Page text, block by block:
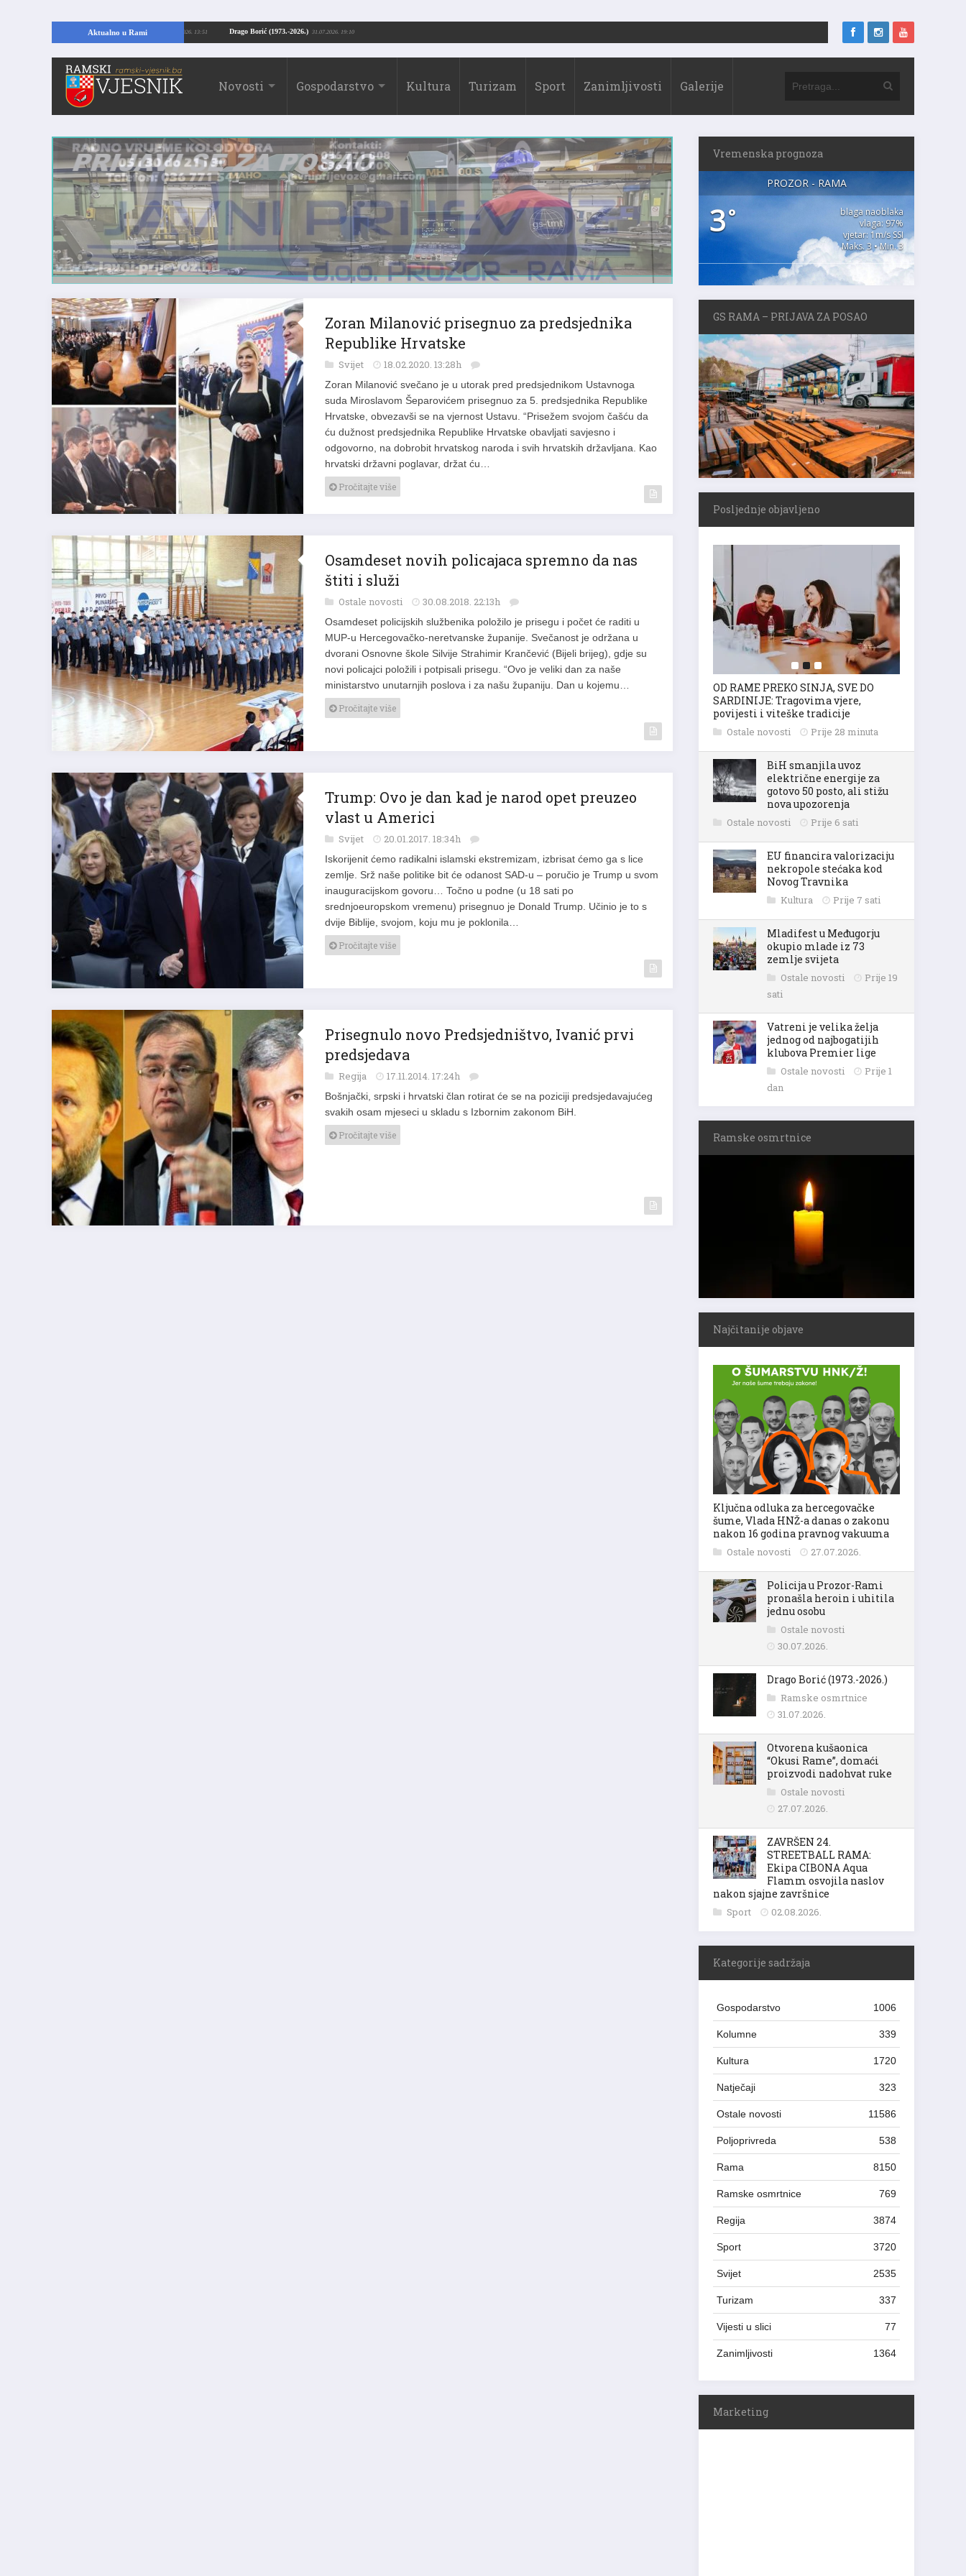
Aktualno u Rami Drago Borić (1973.-2026.) 31.07.2026. 19:10
Kopajući temelje kuće, pronašao vrijedne arheološke ostatke 24.07.2026. 13:51
Novosti Gospodarstvo Kultura Turizam Sport Zanimljivosti Galerije
Zoran Milanović prisegnuo za predsjednika
Republike Hrvatske
Svijet 18.02.2020. 13:28h
Zoran Milanović svečano je u utorak pred predsjednikom Ustavnoga
suda Miroslavom Šeparovićem prisegnuo za 5. predsjednika Republike
Hrvatske, obvezavši se na vjernost Ustavu. “Prisežem svojom čašću da
ću dužnost predsjednika Republike Hrvatske obavljati savjesno i
odgovorno, na dobrobit hrvatskog naroda i svih hrvatskih državljana. Kao
hrvatski državni poglavar, držat ću…
Pročitajte više
Osamdeset novih policajaca spremno da nas
štiti i služi
Ostale novosti 30.08.2018. 22:13h
Osamdeset policijskih službenika položilo je prisegu i počet će raditi u
MUP-u Hercegovačko-neretvanske županije. Svečanost je održana u
dvorani Osnovne škole Silvije Strahimir Krančević (Bijeli brijeg), gdje su
novi policajci položili i potpisali prisegu. “Ovo je veliki dan za naše
ministarstvo unutarnjih poslova i za našu županiju. Dan u kojemu…
Pročitajte više
Trump: Ovo je dan kad je narod opet preuzeo
vlast u Americi
Svijet 20.01.2017. 18:34h
Iskorijenit ćemo radikalni islamski ekstremizam, izbrisat ćemo ga s lice
zemlje. Srž naše politike bit će odanost SAD-u – poručio je Trump u svom
inauguracijskom govoru… Točno u podne (u 18 sati po
srednjoeuropskom vremenu) prisegnuo je Donald Trump. Učinio je to s
dvije Biblije, svojom, koju mu je poklonila…
Pročitajte više
Prisegnulo novo Predsjedništvo, Ivanić prvi
predsjedava
Regija 17.11.2014. 17:24h
Bošnjački, srpski i hrvatski član rotirat će se na poziciji predsjedavajućeg
svakih osam mjeseci u skladu s Izbornim zakonom BiH.
Pročitajte više
Vremenska prognoza
PROZOR - RAMA
3°
blaga naoblaka
vlaga: 97%
vjetar: 1m/s SSI
Maks. 3 • Min. 3
GS RAMA – PRIJAVA ZA POSAO
Posljednje objavljeno
OD RAME PREKO SINJA, SVE DO
SARDINIJE: Tragovima vjere,
povijesti i viteške tradicije
Ostale novosti Prije 28 minuta
BiH smanjila uvoz
električne energije za
gotovo 50 posto, ali stižu
nova upozorenja
Ostale novosti Prije 6 sati
EU financira valorizaciju
nekropole stećaka kod
Novog Travnika
Kultura Prije 7 sati
Mladifest u Međugorju
okupio mlade iz 73
zemlje svijeta
Ostale novosti
Prije 19
sati
Vatreni je velika želja
jednog od najbogatijih
klubova Premier lige
Ostale novosti
Prije 1
dan
Ramske osmrtnice
Najčitanije objave
Ključna odluka za hercegovačke
šume, Vlada HNŽ-a danas o zakonu
nakon 16 godina pravnog vakuuma
Ostale novosti 27.07.2026.
Policija u Prozor-Rami
pronašla heroin i uhitila
jednu osobu
Ostale novosti
30.07.2026.
Drago Borić (1973.-2026.)
Ramske osmrtnice
31.07.2026.
Otvorena kušaonica
“Okusi Rame”, domaći
proizvodi nadohvat ruke
Ostale novosti
27.07.2026.
ZAVRŠEN 24.
STREETBALL RAMA:
Ekipa CIBONA Aqua
Flamm osvojila naslov
nakon sjajne završnice
Sport 02.08.2026.
Kategorije sadržaja
Gospodarstvo 1006
Kolumne 339
Kultura 1720
Natječaji 323
Ostale novosti 11586
Poljoprivreda 538
Rama 8150
Ramske osmrtnice 769
Regija 3874
Sport 3720
Svijet 2535
Turizam 337
Vijesti u slici 77
Zanimljivosti 1364
Marketing